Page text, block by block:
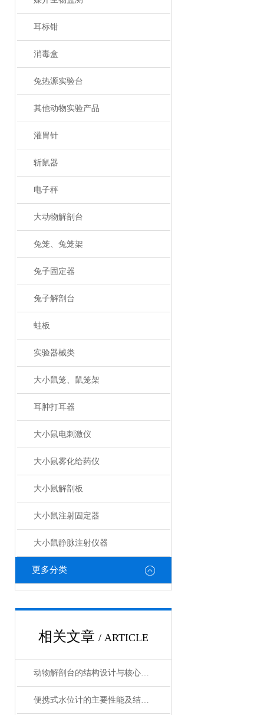
耳标钳
消毒盒
兔热源实验台
其他动物实验产品
灌胃针
斩鼠器
电子秤
大动物解剖台
兔笼、兔笼架
兔子固定器
兔子解剖台
蛙板
实验器械类
大小鼠笼、鼠笼架
耳肿打耳器
大小鼠电刺激仪
大小鼠雾化给药仪
大小鼠解剖板
大小鼠注射固定器
大小鼠静脉注射仪器
更多分类
相关文章 / ARTICLE
动物解剖台的结构设计与核心功能介绍
便携式水位计的主要性能及结构特点